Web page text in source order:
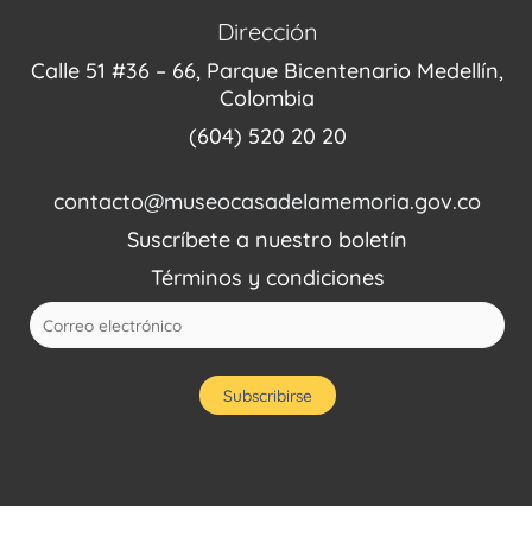
Dirección
Calle 51 #36 – 66, Parque Bicentenario Medellín,
Colombia
(604) 520 20 20
contacto@museocasadelamemoria.gov.co
Suscríbete a nuestro boletín
Términos y condiciones